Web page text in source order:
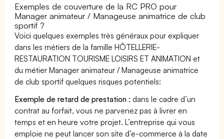
Exemples de couverture de la RC PRO pour
Manager animateur / Manageuse animatrice de club
sportif ?
Voici quelques exemples très généraux pour expliquer
dans les métiers de la famille HÔTELLERIE-
RESTAURATION TOURISME LOISIRS ET ANIMATION et
du métier Manager animateur / Manageuse animatrice
de club sportif quelques risques potentiels:
Exemple de retard de prestation : dans le cadre d’un
contrat au forfait, vous ne parvenez pas à livrer en
temps et en heure votre projet. L’entreprise qui vous
emploie ne peut lancer son site d’e-commerce à la date